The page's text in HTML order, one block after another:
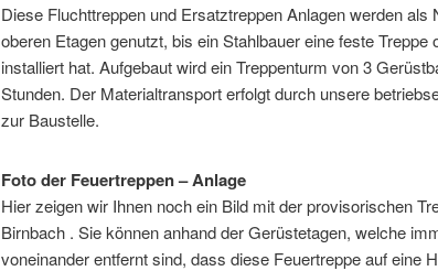
Diese Fluchttreppen und Ersatztreppen Anlagen werden als
oberen Etagen genutzt, bis ein Stahlbauer eine feste Treppe
installiert hat. Aufgebaut wird ein Treppenturm von 3
Stunden. Der Materialtransport erfolgt durch unsere
zur Baustelle.
Foto der Feuertreppen – Anlage
Hier zeigen wir Ihnen noch ein Bild mit der provisorischen
Birnbach . Sie können anhand der Gerüstetagen, welche
voneinander entfernt sind, dass diese Feuertreppe auf eine